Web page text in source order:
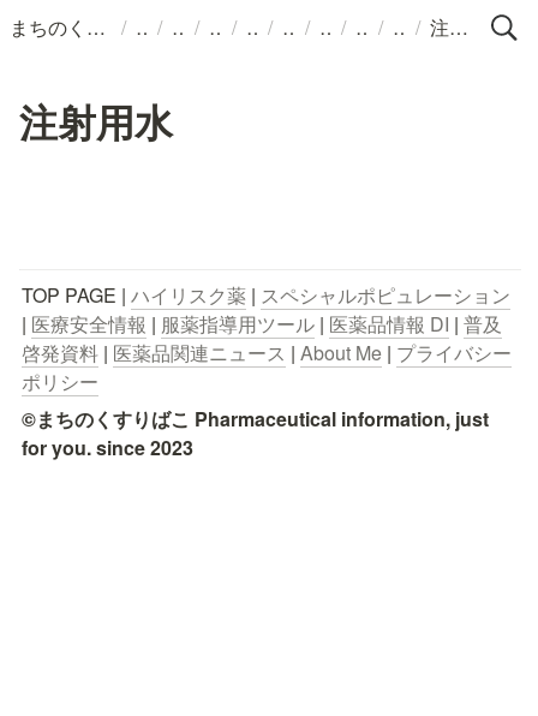
まちのくすりばこ / / / / / / / / / 注射用水
注射用水
TOP PAGE | ハイリスク薬 | スペシャルポピュレーション
| 医療安全情報 | 服薬指導用ツール | 医薬品情報 DI | 普及
啓発資料 | 医薬品関連ニュース | About Me | プライバシー
ポリシー
©まちのくすりばこ Pharmaceutical information, just
for you. since 2023